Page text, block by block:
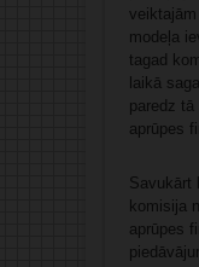
modeļa
tagad
laikā
paredz
aprūpes
Savukārt
komisija
aprūpes